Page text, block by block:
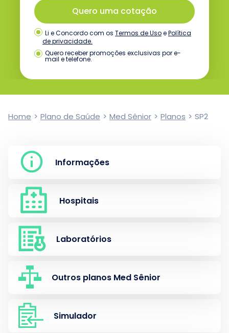
Quero uma cotação
Li e Concordo com os Termos de UsoePolítica
de privacidade.
Quero receber promoções exclusivas por e-
mail e telefone.
Home > Plano de Saúde > Med Sênior > Planos > SP2
Informações
Hospitais
Laboratórios
Outros planos Med Sênior
Simulador